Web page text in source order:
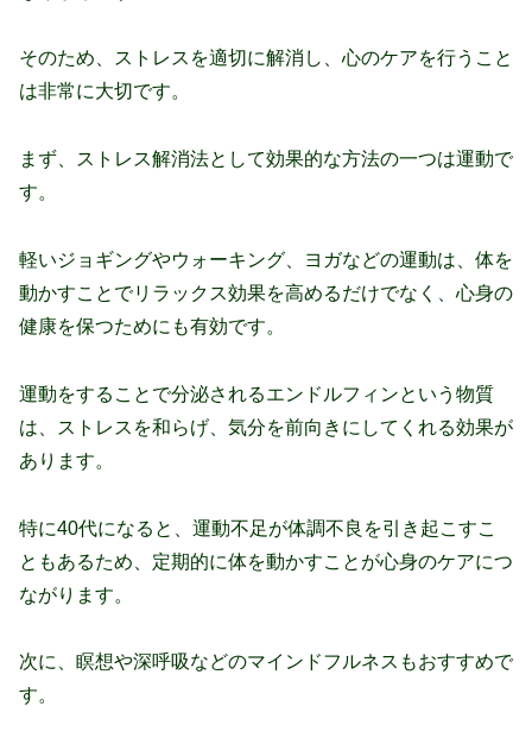
そのため、ストレスを適切に解消し、心のケアを行うこと
は非常に大切です。
まず、ストレス解消法として効果的な方法の一つは運動で
す。
軽いジョギングやウォーキング、ヨガなどの運動は、体を
動かすことでリラックス効果を高めるだけでなく、心身の
健康を保つためにも有効です。
運動をすることで分泌されるエンドルフィンという物質
は、ストレスを和らげ、気分を前向きにしてくれる効果が
あります。
特に40代になると、運動不足が体調不良を引き起こすこ
ともあるため、定期的に体を動かすことが心身のケアにつ
ながります。
次に、瞑想や深呼吸などのマインドフルネスもおすすめで
す。